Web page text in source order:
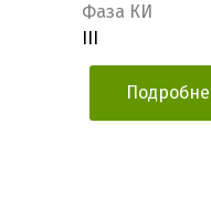
Фаза КИ